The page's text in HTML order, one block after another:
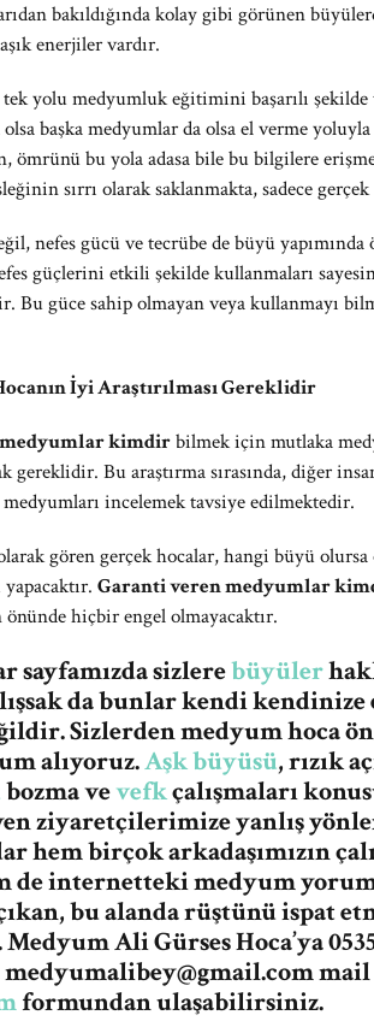
bakıldığında kolay gibi görünen
enerjiler vardır.
yolu medyumluk eğitimini başarılı
olsa başka medyumlar da olsa el verme
ömrünü bu yola adasa bile bu bilgilere
sırrı olarak saklanmakta, sadece
nefes gücü ve tecrübe de büyü
güçlerini etkili şekilde kullanmaları
Bu güce sahip olmayan veya kullanmayı
İyi Araştırılması Gereklidir
kimdirbilmek için mutlaka
gereklidir. Bu araştırma sırasında, diğer
incelemek tavsiye edilmektedir.
gören gerçek hocalar, hangi büyü olursa
Garanti veren medyumlar
önünde hiçbir engel olmayacaktır.
sayfamızda sizlerebüyüler
da bunlar kendi
Sizlerden medyum hoca
alıyoruz.Aşk büyüsü, rızık
bozma vevefkçalışmaları
ziyaretçilerimize yanlış
hem birçok arkadaşımızın
de internetteki medyum
bu alanda rüştünü ispat
Ali Gürses Hoca’ya
medyumalibey@gmail.commail
formundan ulaşabilirsiniz.